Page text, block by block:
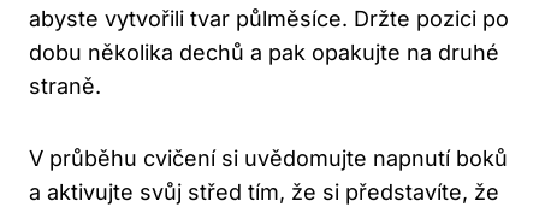
abyste vytvořili tvar půlměsíce. Držte pozici po
dobu několika dechů a pak opakujte na druhé
straně.
V průběhu cvičení si uvědomujte napnutí boků
a aktivujte svůj střed tím, že si představíte, že